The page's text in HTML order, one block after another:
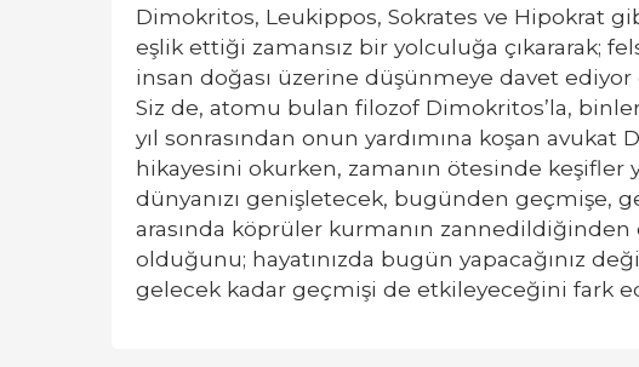
Dimokritos, Leukippos, Sokrates ve Hipokrat
eşlik ettiği zamansız bir yolculuğa çıkararak;
insan doğası üzerine düşünmeye davet ediyor
Siz de, atomu bulan filozof Dimokritos’la,
yıl sonrasından onun yardımına koşan avukat
hikayesini okurken, zamanın ötesinde keşifler
dünyanızı genişletecek, bugünden geçmişe,
arasında köprüler kurmanın zannedildiğinden
olduğunu; hayatınızda bugün yapacağınız
gelecek kadar geçmişi de etkileyeceğini fark